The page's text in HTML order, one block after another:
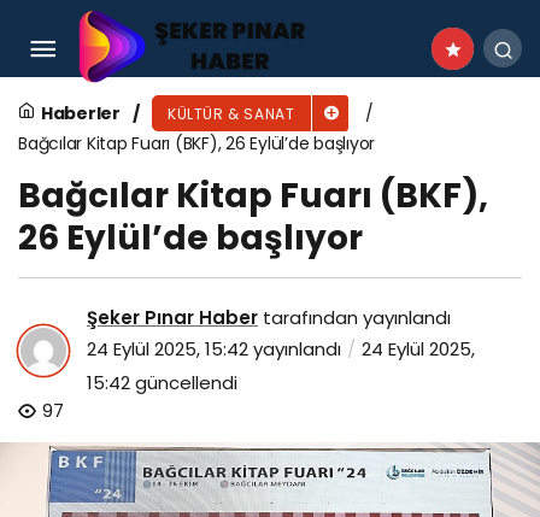
Haberler KÜLTÜR & SANAT
Bağcılar Kitap Fuarı (BKF), 26 Eylül’de başlıyor
Bağcılar Kitap Fuarı (BKF),
26 Eylül’de başlıyor
Şeker Pınar Haber tarafından yayınlandı
24 Eylül 2025, 15:42yayınlandı
24 Eylül 2025,
15:42güncellendi
97
Hareket Dergisi ve Nurettin Topçu
Sempozyumu Gölcük’te Başlıyor